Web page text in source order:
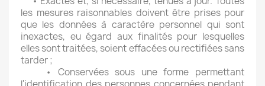
les mesures raisonnables doivent être prises pour
que les données à caractère personnel qui sont
inexactes, eu égard aux finalités pour lesquelles
elles sont traitées, soient effacées ou rectifiées sans
tarder ;
• Conservées sous une forme permettant